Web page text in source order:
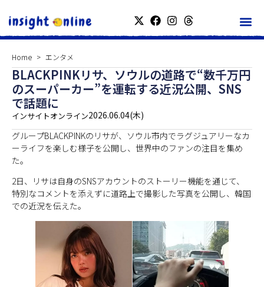
Home エンタメ
BLACKPINKリサ、ソウルの道路で“数千万円
のスーパーカー”を運転する近況公開、SNS
で話題に
インサイトオンライン2026.06.04(木)
グループBLACKPINKのリサが、ソウル市内でラグジュアリーなカ
ーライフを楽しむ様子を公開し、世界中のファンの注目を集め
た。
2日、リサは自身のSNSアカウントのストーリー機能を通じて、
特別なコメントを添えずに道路上で撮影した写真を公開し、韓国
での近況を伝えた。